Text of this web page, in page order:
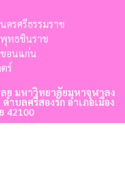
ครศรีธรรมราช
พุทธชินราช
อนแก่น
ร์
ย มหาวิทยาลัยมหาจุฬาลง
ำบลศรีสองรัก อำเภอเมือง
42100